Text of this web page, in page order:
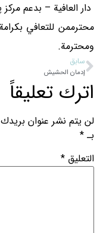
دار العافية – بدعم
محترممن للتعافي
ومحترمة.
سابق
إدمان الحشيش
اترك تعليقاً
لن يتم نشر عنوان بريدك
بـ *
التعليق *